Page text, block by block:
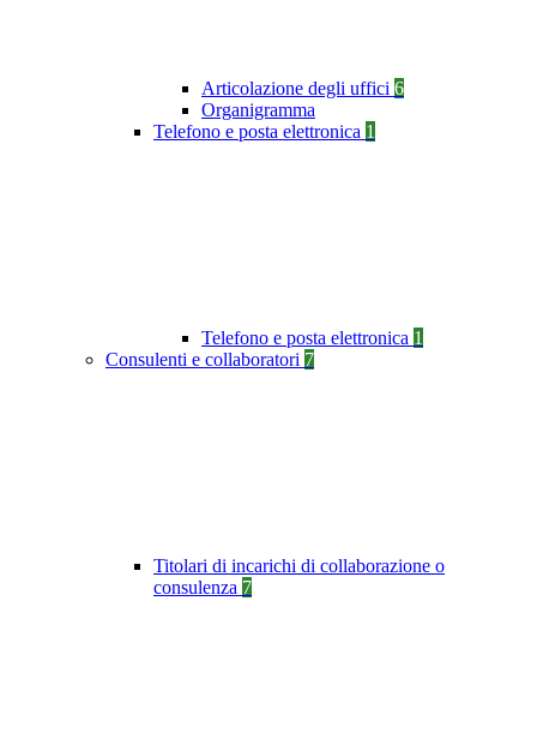
Articolazione degli uffici 6
Organigramma
Telefono e posta elettronica 1
Telefono e posta elettronica 1
Consulenti e collaboratori 7
Titolari di incarichi di collaborazione o
consulenza 7